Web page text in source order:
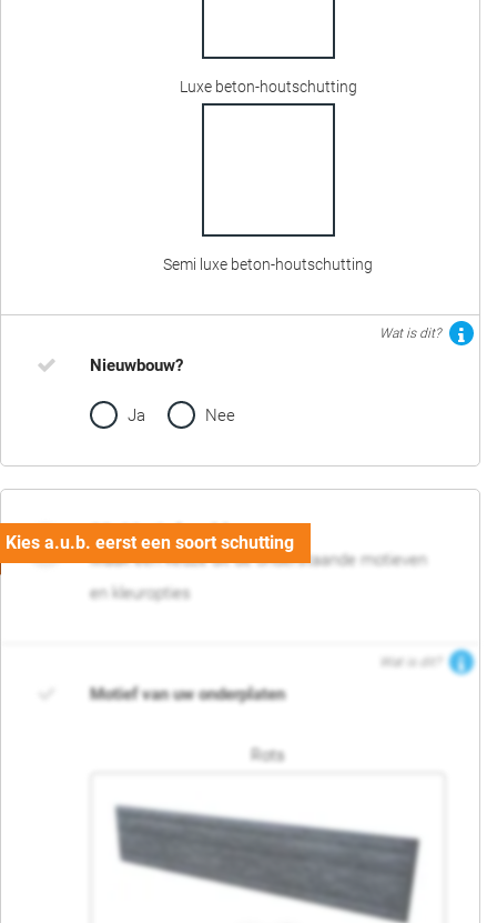
Luxe beton-houtschutting
Semi luxe beton-houtschutting
Wat is dit?
Nieuwbouw?
Ja Nee
02. Motief en kleur
Maak een keuze uit de onderstaande motieven
en kleuropties
Wat is dit?
Motief van uw onderplaten
Rots